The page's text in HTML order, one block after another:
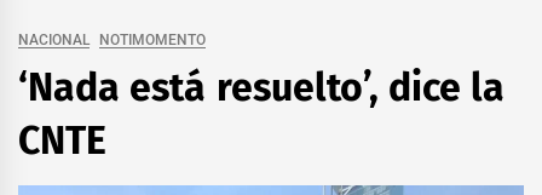
NACIONAL NOTIMOMENTO
‘Nada está resuelto’, dice la
CNTE